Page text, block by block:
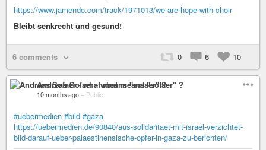
https://www.jamendo.com/track/1971013/we-are-hope-with-choir
Bleibt senkrecht und gesund!
6 comments 0 6 10
Andreas Sofaer - what means "sofaer" ?
10 months ago – Public
#uebermedien #bild #gaza
https://uebermedien.de/90840/aus-solidaritaet-mit-israel-verzichtet-
bild-darauf-ueber-palaestinensische-opfer-in-gaza-zu-berichten/